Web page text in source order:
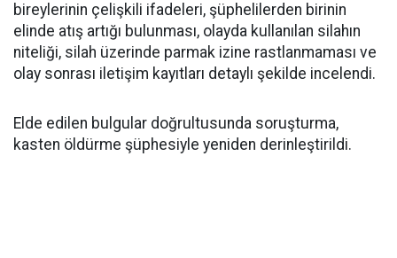
bireylerinin çelişkili ifadeleri, şüphelilerden birinin
elinde atış artığı bulunması, olayda kullanılan silahın
niteliği, silah üzerinde parmak izine rastlanmaması ve
olay sonrası iletişim kayıtları detaylı şekilde incelendi.
Elde edilen bulgular doğrultusunda soruşturma,
kasten öldürme şüphesiyle yeniden derinleştirildi.